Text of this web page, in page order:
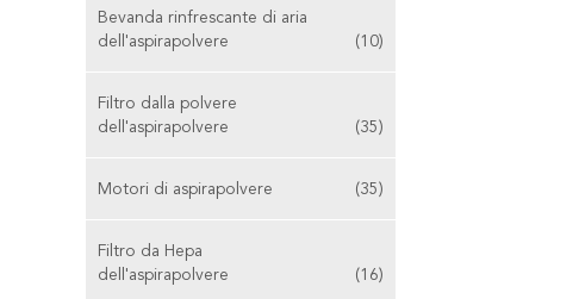
Bevanda rinfrescante di aria
dell'aspirapolvere
(10)
Filtro dalla polvere
dell'aspirapolvere
(35)
Motori di aspirapolvere (35)
Filtro da Hepa
dell'aspirapolvere
(16)